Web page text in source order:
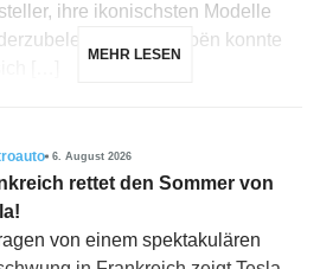
ihre ikonischsten Modelle
und Citroën konnte
MEHR LESEN
6. August 2026
rettet den Sommer von
von einem spektakulären